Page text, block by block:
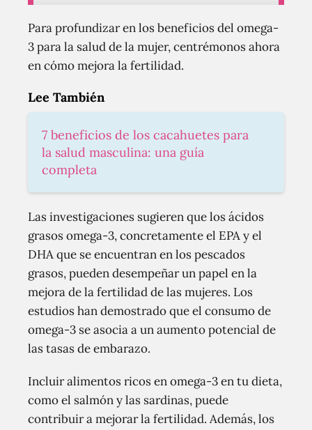
Para profundizar en los beneficios del omega-
3 para la salud de la mujer, centrémonos ahora
en cómo mejora la fertilidad.
Lee También
7 beneficios de los cacahuetes para
la salud masculina: una guía
completa
Las investigaciones sugieren que los ácidos
grasos omega-3, concretamente el EPA y el
DHA que se encuentran en los pescados
grasos, pueden desempeñar un papel en la
mejora de la fertilidad de las mujeres. Los
estudios han demostrado que el consumo de
omega-3 se asocia a un aumento potencial de
las tasas de embarazo.
Incluir alimentos ricos en omega-3 en tu dieta,
como el salmón y las sardinas, puede
contribuir a mejorar la fertilidad. Además, los